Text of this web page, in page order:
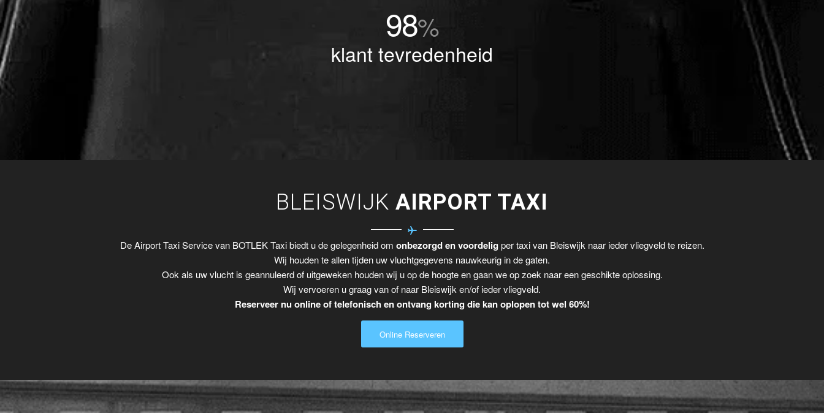
98%
klant tevredenheid
BLEISWIJK AIRPORT TAXI
De Airport Taxi Service van BOTLEK Taxi biedt u de gelegenheid om onbezorgd en voordelig per taxi van Bleiswijk naar ieder vliegveld te reizen.
Wij houden te allen tijden uw vluchtgegevens nauwkeurig in de gaten.
Ook als uw vlucht is geannuleerd of uitgeweken houden wij u op de hoogte en gaan we op zoek naar een geschikte oplossing.
Wij vervoeren u graag van of naar Bleiswijk en/of ieder vliegveld.
Reserveer nu online of telefonisch en ontvang korting die kan oplopen tot wel 60%!
Online Reserveren